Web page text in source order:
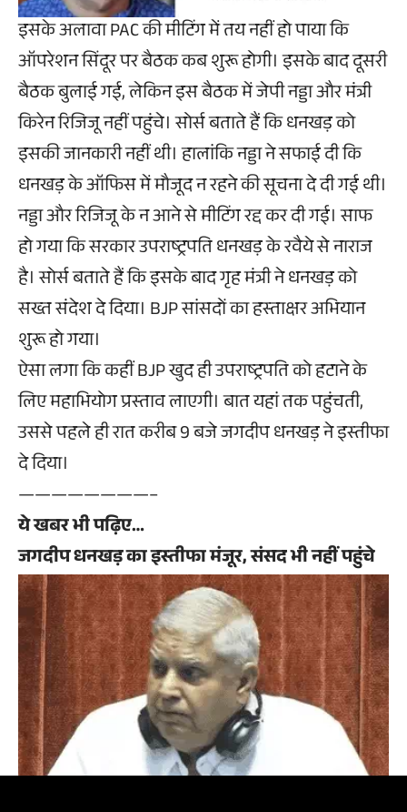
इसके अलावा PAC की मीटिंग में तय नहीं हो पाया कि
ऑपरेशन सिंदूर पर बैठक कब शुरू होगी। इसके बाद दूसरी
बैठक बुलाई गई, लेकिन इस बैठक में जेपी नड्डा और मंत्री
किरेन रिजिजू नहीं पहुंचे। सोर्स बताते हैं कि धनखड़ को
इसकी जानकारी नहीं थी। हालांकि नड्डा ने सफाई दी कि
धनखड़ के ऑफिस में मौजूद न रहने की सूचना दे दी गई थी।
नड्डा और रिजिजू के न आने से मीटिंग रद्द कर दी गई। साफ
हो गया कि सरकार उपराष्ट्रपति धनखड़ के रवैये से नाराज
है। सोर्स बताते हैं कि इसके बाद गृह मंत्री ने धनखड़ को
सख्त संदेश दे दिया। BJP सांसदों का हस्ताक्षर अभियान
शुरू हो गया।
ऐसा लगा कि कहीं BJP खुद ही उपराष्ट्रपति को हटाने के
लिए महाभियोग प्रस्ताव लाएगी। बात यहां तक पहुंचती,
उससे पहले ही रात करीब 9 बजे जगदीप धनखड़ ने इस्तीफा
दे दिया।
————————–
ये खबर भी पढ़िए…
जगदीप धनखड़ का इस्तीफा मंजूर, संसद भी नहीं पहुंचे